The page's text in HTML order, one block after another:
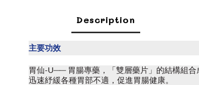
Description
主要功效
胃仙-U── 胃腸專藥，「雙層藥片」的結構組合
迅速紓緩各種胃部不適，促進胃腸健康。